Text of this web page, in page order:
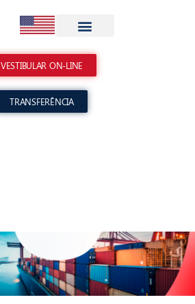
Meu Espaço
VESTIBULAR ON-LINE
TRANSFERÊNCIA